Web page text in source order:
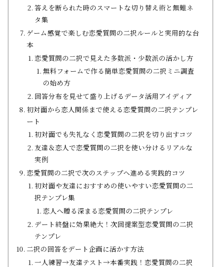
答えを断られた時のスマートな切り替え術と無難ネ
タ集
ゲーム感覚で楽しむ恋愛質問の二択ルールと実用的な台
本
恋愛質問の二択で見えた多数派・少数派の活かし方
無料フォームで作る簡単恋愛質問の二択ミニ調査
の始め方
回答分布を見せて盛り上げるデータ活用アイディア
初対面から恋人関係まで使える恋愛質問の二択テンプレ
ート
初対面でも失礼なく恋愛質問の二択を切り出すコツ
友達＆恋人で恋愛質問の二択を使い分けるリアルな
実例
恋愛質問の二択で次のステップへ進める実践的コツ
初対面や友達におすすめの使いやすい恋愛質問の二
択テンプレ集
恋人へ贈る深まる恋愛質問の二択テンプレ
デート終盤に効果絶大！次回提案型恋愛質問の二択
テンプレ
二択の回答をデート企画に活かす方法
一人練習→友達テスト→本番実践！恋愛質問の二択